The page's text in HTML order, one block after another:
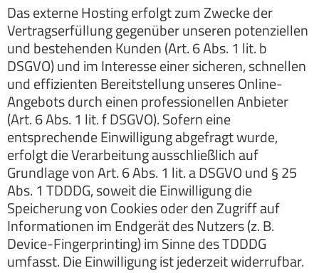
Das externe Hosting erfolgt zum Zwecke der
Vertragserfüllung gegenüber unseren potenziellen
und bestehenden Kunden (Art. 6 Abs. 1 lit. b
DSGVO) und im Interesse einer sicheren, schnellen
und effizienten Bereitstellung unseres Online-
Angebots durch einen professionellen Anbieter
(Art. 6 Abs. 1 lit. f DSGVO). Sofern eine
entsprechende Einwilligung abgefragt wurde,
erfolgt die Verarbeitung ausschließlich auf
Grundlage von Art. 6 Abs. 1 lit. a DSGVO und § 25
Abs. 1 TDDDG, soweit die Einwilligung die
Speicherung von Cookies oder den Zugriff auf
Informationen im Endgerät des Nutzers (z. B.
Device-Fingerprinting) im Sinne des TDDDG
umfasst. Die Einwilligung ist jederzeit widerrufbar.